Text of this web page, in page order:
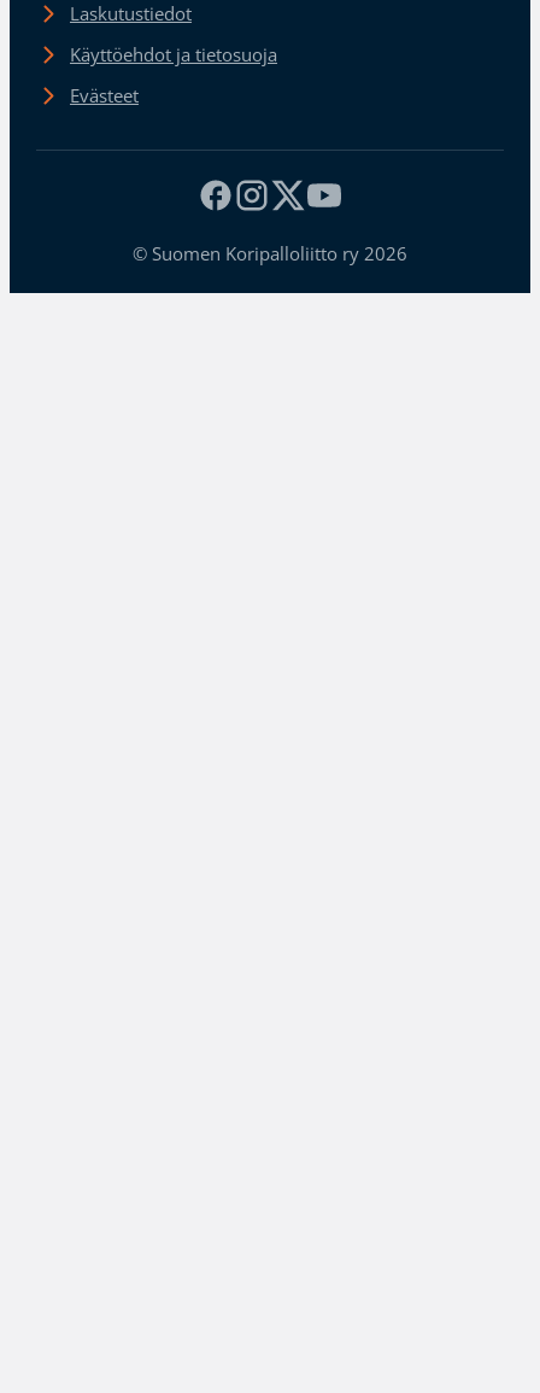
Laskutustiedot
Käyttöehdot ja tietosuoja
Evästeet
© Suomen Koripalloliitto ry 2026